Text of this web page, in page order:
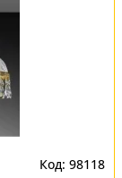
98118